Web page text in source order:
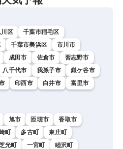
区
千葉市稲毛区
千葉市美浜区
市川市
成田市 佐倉市
習志野市
八千代市 我孫子市
鎌ケ谷市
印西市 白井市
富里市
旭市 匝瑳市
香取市
町 多古町
東庄町
光町 一宮町
睦沢町